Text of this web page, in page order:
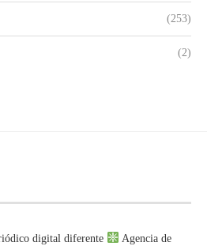
(253)
(2)
digital diferente
Agencia de